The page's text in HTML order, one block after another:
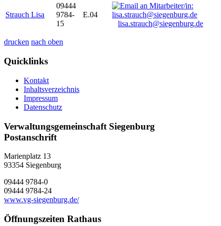
Strauch Lisa
09444
9784-
15
E.04
lisa.strauch@siegenburg.de
drucken nach oben
Quicklinks
Kontakt
Inhaltsverzeichnis
Impressum
Datenschutz
Verwaltungsgemeinschaft Siegenburg
Postanschrift
Marienplatz 13
93354 Siegenburg
09444 9784-0
09444 9784-24
www.vg-siegenburg.de/
Öffnungszeiten Rathaus